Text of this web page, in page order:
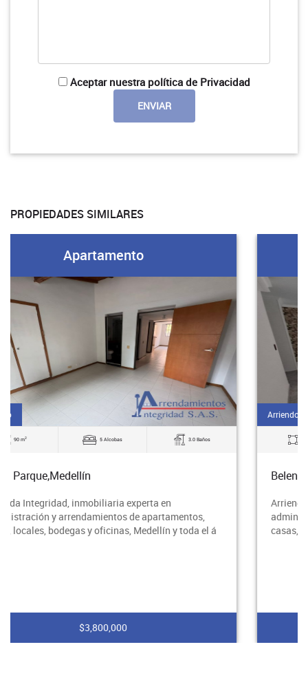
Aceptar nuestra política de Privacidad
PROPIEDADES SIMILARES
Apartamento
Belen Parque,Medellín
Arrienda Integridad, inmobiliaria experta en
administración y arrendamientos de apartamentos,
casas, locales, bodegas y oficinas, Medellín y toda el á